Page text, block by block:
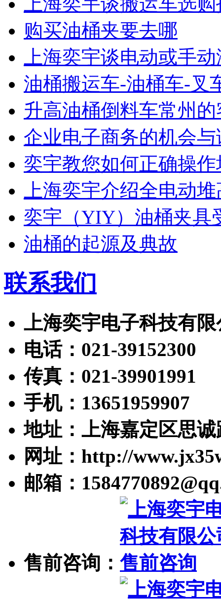
购买油桶夹要去哪
上海奕宇谈电动或手
油桶搬运车-油桶车-叉
升高油桶倒料车常州
企业电子商务的机会与
奕宇教您如何正确操
上海奕宇介绍全电动
奕宇（YIY）油桶夹
油桶的起源及典故
联系我们
上海奕宇电子科技有限
电话：021-39152300
传真：021-39901991
手机：13651959907
地址：上海嘉定区思诚
网址：http://
邮箱：
售前咨询：